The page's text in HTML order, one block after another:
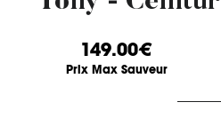
149.00€
Prix Max Sauveur